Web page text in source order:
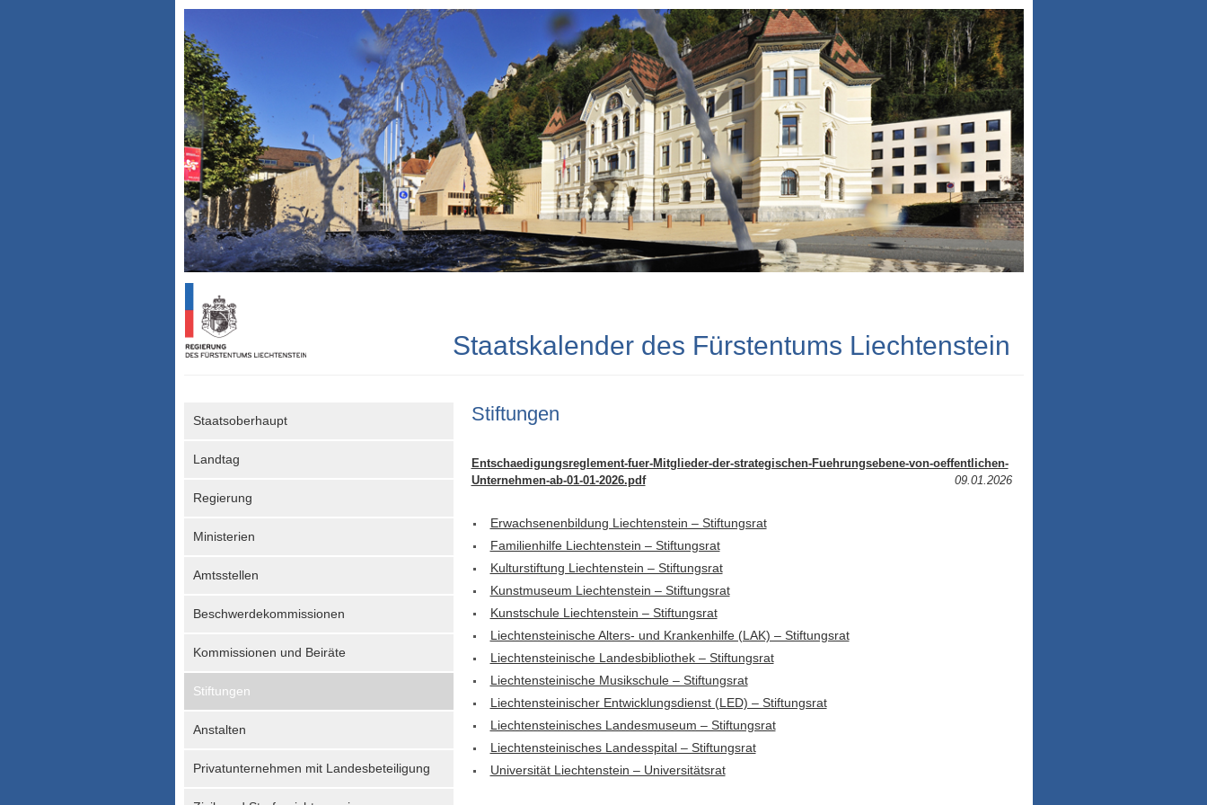
Staatskalender des Fürstentums Liechtenstein
Staatsoberhaupt
Landtag
Regierung
Ministerien
Amtsstellen
Beschwerdekommissionen
Kommissionen und Beiräte
Stiftungen
Anstalten
Privatunternehmen mit Landesbeteiligung
Stif­tungen
Entschaedigungsreglement-fuer-Mitglieder-der-strategischen-Fuehrungsebene-von-oeffentlichen-
Unternehmen-ab-01-01-2026.pdf
09.01.2026
Erwachsenenbildung Liechtenstein – Stiftungsrat
Familienhilfe Liechtenstein – Stiftungsrat
Kulturstiftung Liechtenstein – Stiftungsrat
Kunstmuseum Liechtenstein – Stiftungsrat
Kunstschule Liechtenstein – Stiftungsrat
Liechtensteinische Alters- und Krankenhilfe (LAK) – Stiftungsrat
Liechtensteinische Landesbibliothek – Stiftungsrat
Liechtensteinische Musikschule – Stiftungsrat
Liechtensteinischer Entwicklungsdienst (LED) – Stiftungsrat
Liechtensteinisches Landesmuseum – Stiftungsrat
Liechtensteinisches Landesspital – Stiftungsrat
Universität Liechtenstein – Universitätsrat